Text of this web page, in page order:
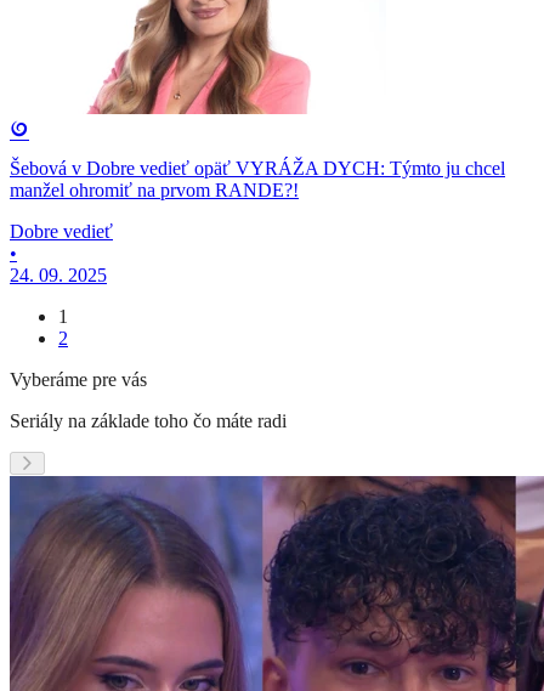
Šebová v Dobre vedieť opäť VYRÁŽA DYCH: Týmto ju chcel
manžel ohromiť na prvom RANDE?!
Dobre vedieť
•
24. 09. 2025
1
2
Vyberáme pre vás
Seriály na základe toho čo máte radi